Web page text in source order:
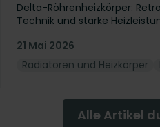
Delta-Röhrenheizkörper:
Technik und starke
21 Mai 2026
Radiatoren und Heizkörper
Alle Artikel